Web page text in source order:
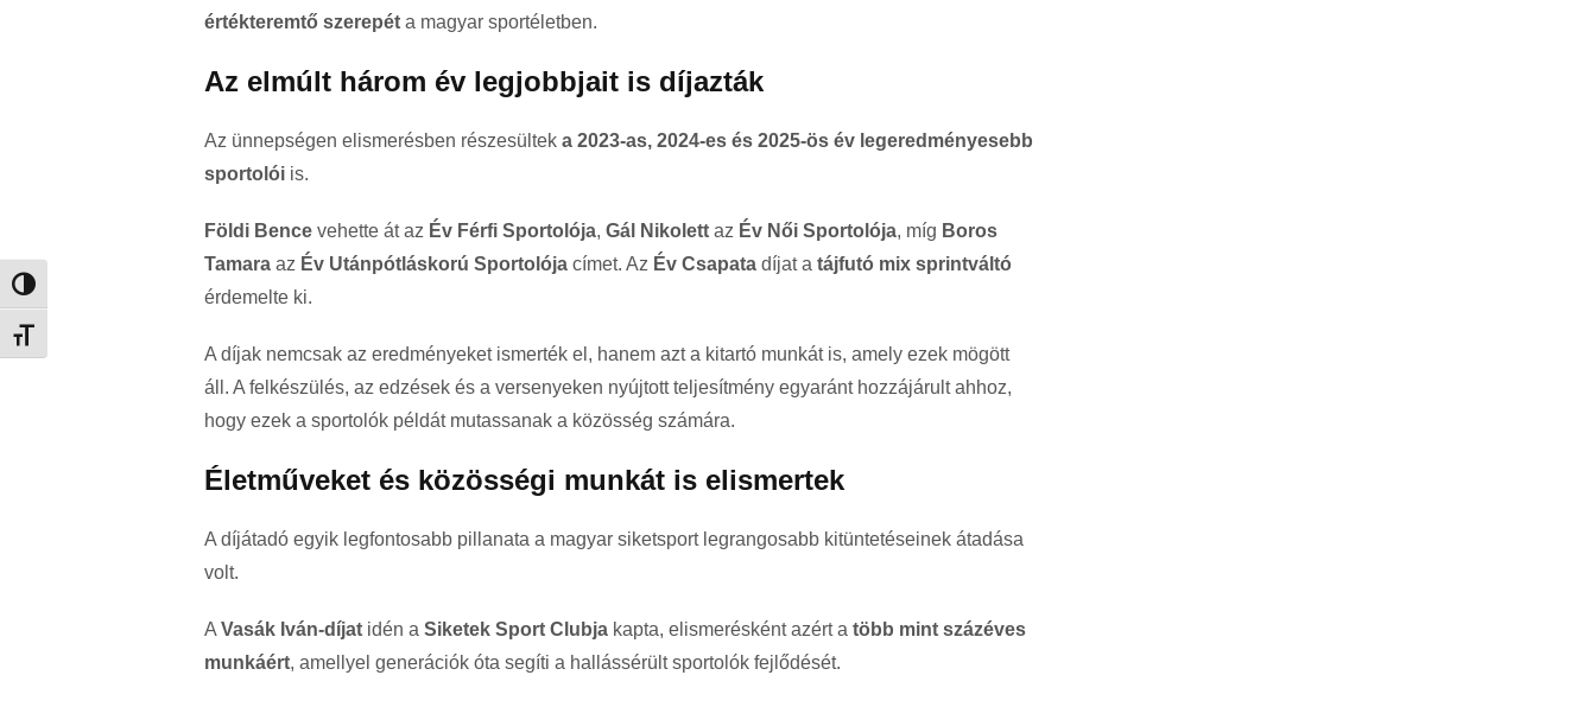
Nagy kontraszt váltása
Betűméret váltása
értékteremtő szerepét a magyar sportéletben.
Az elmúlt három év legjobbjait is díjazták
Az ünnepségen elismerésben részesültek a 2023-as, 2024-es és 2025-ös év legeredményesebb
sportolói is.
Földi Bence vehette át az Év Férfi Sportolója, Gál Nikolett az Év Női Sportolója, míg Boros
Tamara az Év Utánpótláskorú Sportolója címet. Az Év Csapata díjat a tájfutó mix sprintváltó
érdemelte ki.
A díjak nemcsak az eredményeket ismerték el, hanem azt a kitartó munkát is, amely ezek mögött
áll. A felkészülés, az edzések és a versenyeken nyújtott teljesítmény egyaránt hozzájárult ahhoz,
hogy ezek a sportolók példát mutassanak a közösség számára.
Életműveket és közösségi munkát is elismertek
A díjátadó egyik legfontosabb pillanata a magyar siketsport legrangosabb kitüntetéseinek átadása
volt.
A Vasák Iván-díjat idén a Siketek Sport Clubja kapta, elismerésként azért a több mint százéves
munkáért, amellyel generációk óta segíti a hallássérült sportolók fejlődését.